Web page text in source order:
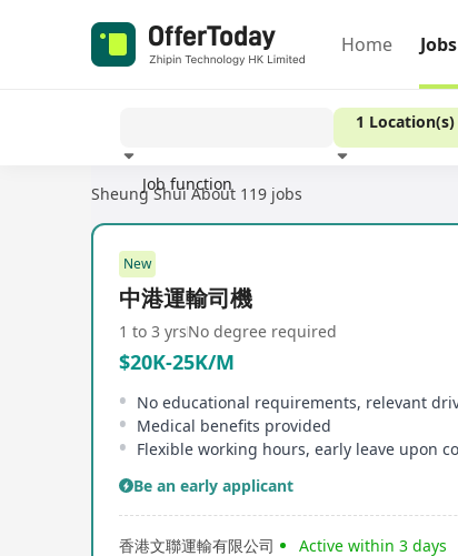
Home Jobs
Job function
1 Location(s)
Sheung Shui About 119 jobs
New
中港運輸司機
1 to 3 yrsNo degree required
$20K-25K/M
Medical benefits provided
Be an early applicant
香港文聯運輸有限公司 Active within 3 days